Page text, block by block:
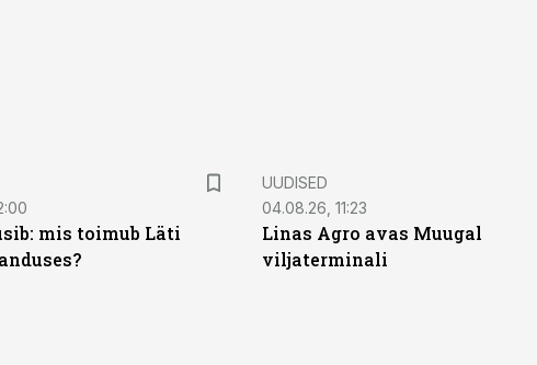
mis toimub Läti
UUDISED
04.08.26, 11:23
Linas Agro avas Muugal
viljaterminali